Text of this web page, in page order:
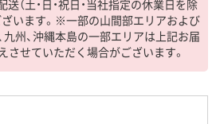
送（土・日・祝日・当社指定の休業日を除
ざいます。※一部の山間部エリアおよび
九州、沖縄本島の一部エリアは上記お届
させていただく場合がございます。